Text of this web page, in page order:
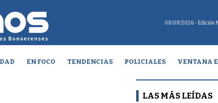
08/08/2026 - Edición
EN FOCO TENDENCIAS POLICIALES VENTANA
LAS MÁS LEÍDAS